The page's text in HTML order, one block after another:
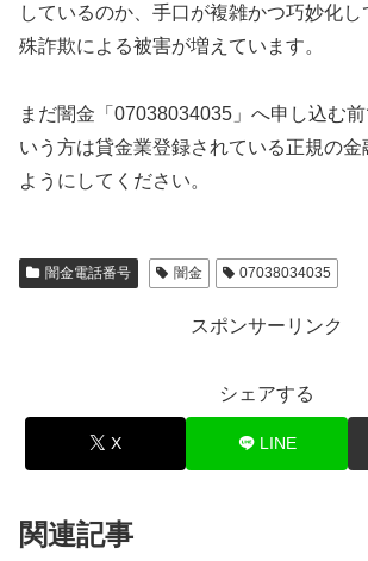
しているのか、手口が複雑かつ巧妙化
殊詐欺による被害が増えています。
まだ闇金「07038034035」へ申し込む
いう方は貸金業登録されている正規の
ようにしてください。
闇金電話番号 闇金 07038034035
スポンサーリンク
シェアする
X LINE
関連記事